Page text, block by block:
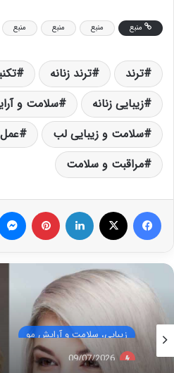
منبع منبع منبع منبع
ترند ترند زنانه
زیبایی زنانه
سلامت و
سلامت و زیبایی لب
مراقبت و سلامت
فیس بوک لینکدین ‫پین‌ترست
زیبایی، سلامت و آرایش مو
09/07/2026